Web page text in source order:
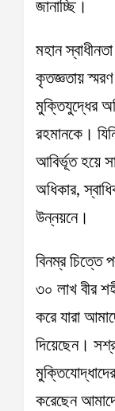
জানাচ্ছি।
মহান
কৃতজ্ঞতায় স্মরণ
মুক্তিযুদ্ধের
রহমানকে।
আবির্ভূত হয়ে
অধিকার,
উন্নয়নে।
বিনম্র চিত্তে
৩০ লাখ বীর
করে যারা
দিয়েছেন।
করেছেন